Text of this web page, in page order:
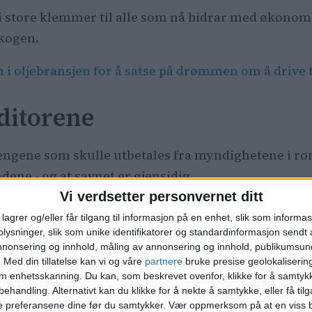
Vi verdsetter personvernet ditt
og/eller får tilgang til informasjon på en enhet, slik som
slik som unike identifikatorer og standardinformasjon sendt
og innhold, måling av annonsering og innhold,
Med din tillatelse kan vi og våre partnere bruke presise
enhetsskanning. Du kan, som beskrevet ovenfor, klikke for å
Alternativt kan du klikke for å nekte å samtykke, eller få
preferansene dine før du samtykker. Vær oppmerksom på at en viss
klemmer til alle som nå bidrar med
i oljebransjen for å satse på drømmen om å
som skulle utbetales fra myndighetene i
- og at savnet er gjensidig.
— Vi er i dialog med kreditorene, men de er
oss, sier den daglige lederen, som nylig
dermed må ha gips på beinet i seks uker.
Hun velger å være optimist med tanke på at
åpne dørene, men innrømmer at det